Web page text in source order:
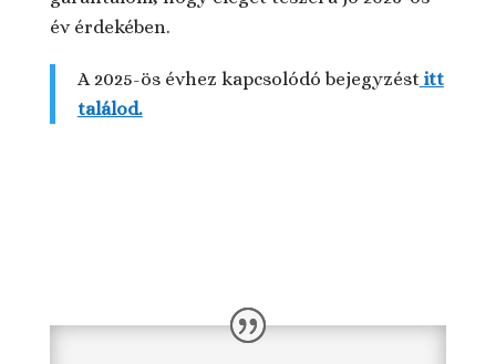
év érdekében.
A 2025-ös évhez kapcsolódó bejegyzést itt
találod.